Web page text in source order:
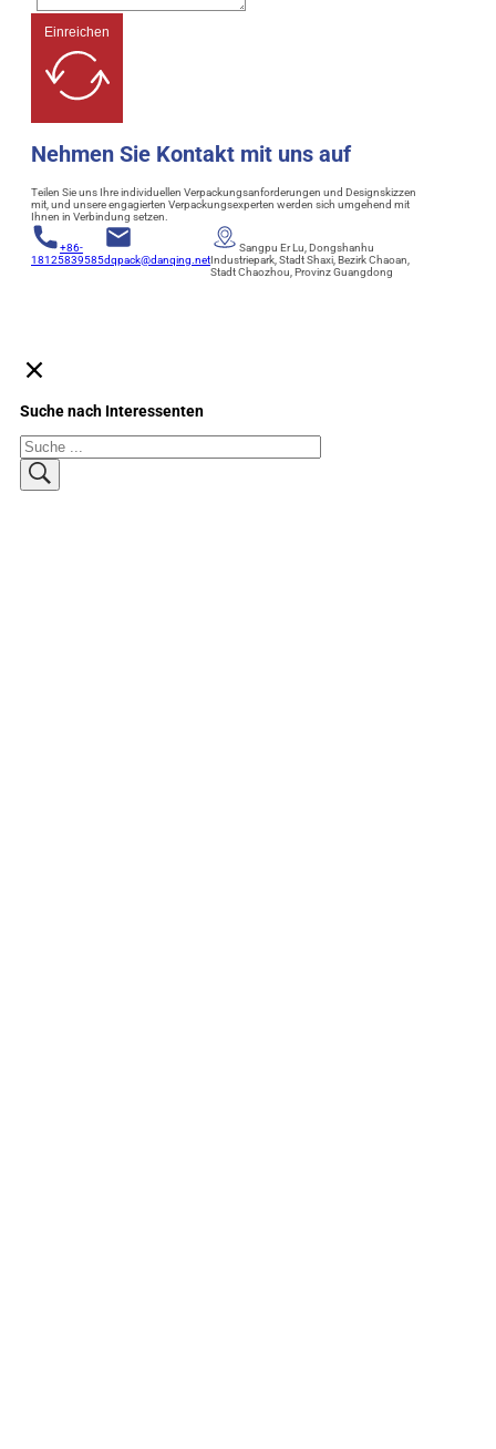
Einreichen
Nehmen Sie Kontakt mit uns auf
Teilen Sie uns Ihre individuellen Verpackungsanforderungen und Designskizzen
mit, und unsere engagierten Verpackungsexperten werden sich umgehend mit
Ihnen in Verbindung setzen.
+86-
18125839585dqpack@danqing.net
Sangpu Er Lu, Dongshanhu
Industriepark, Stadt Shaxi, Bezirk Chaoan,
Stadt Chaozhou, Provinz Guangdong
Suche nach Interessenten
Suchen